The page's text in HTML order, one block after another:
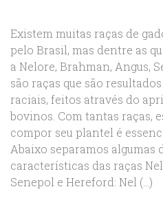
Existem muitas raças de
pelo Brasil, mas dentre as
a Nelore, Brahman, Angus,
são raças que são
raciais, feitos através do
bovinos. Com tantas raças,
compor seu plantel é
Abaixo separamos algumas
características das raças
Senepol e Hereford: Nel (...)